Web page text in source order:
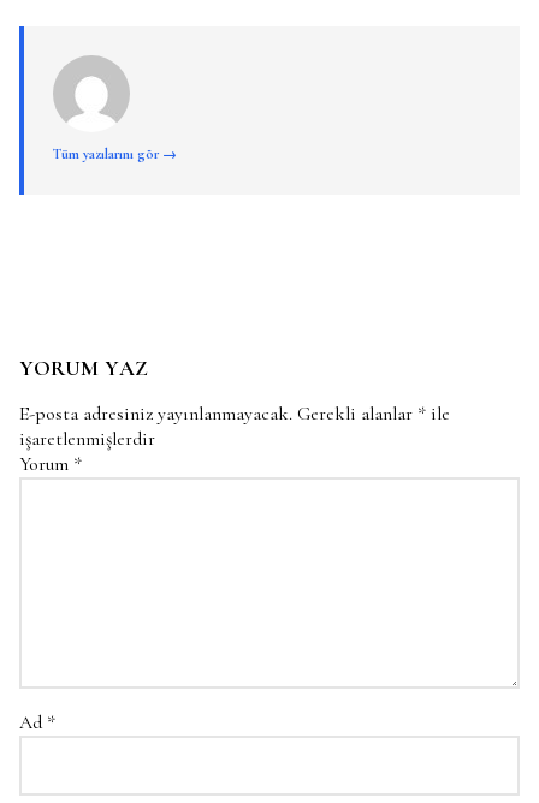
Tüm yazılarını gör →
YORUM YAZ
E-posta adresiniz yayınlanmayacak. Gerekli alanlar * ile
işaretlenmişlerdir
Yorum *
Ad *